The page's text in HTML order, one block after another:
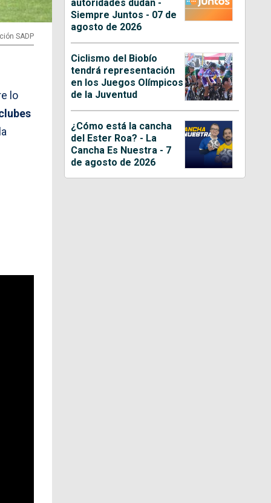
SADP
lo
autoridades dudan -
Siempre Juntos - 07 de
agosto de 2026
Ciclismo del Biobío
tendrá representación
en los Juegos Olímpicos
de la Juventud
¿Cómo está la cancha
del Ester Roa? - La
Cancha Es Nuestra - 7
de agosto de 2026